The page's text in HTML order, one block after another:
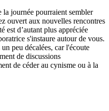
la journée pourraient sembler
ouvert aux nouvelles rencontres
est d’autant plus appréciée
s'instaure autour de vous.
peu décalées, car l'écoute
de discussions
de céder au cynisme ou à la